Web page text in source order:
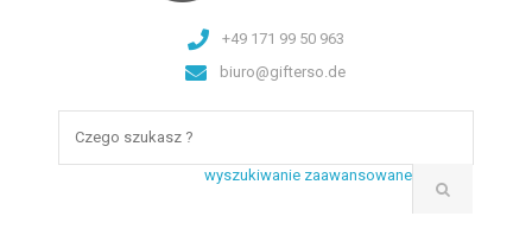
+49 171 99 50 963
biuro@gifterso.de
wyszukiwanie zaawansowane